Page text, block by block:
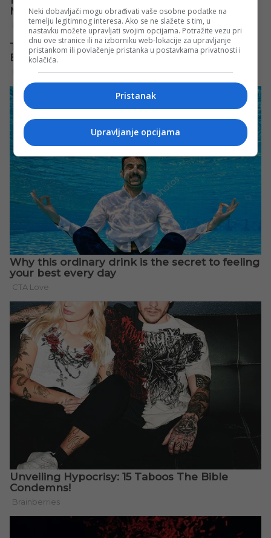
Neki dobavljači mogu obrađivati vaše osobne podatke na
temelju legitimnog interesa. Ako se ne slažete s tim, u
nastavku možete upravljati svojim opcijama. Potražite vezu pri
dnu ove stranice ili na izborniku web-lokacije za upravljanje
pristankom ili povlačenje pristanka u postavkama privatnosti i
kolačića.
Pristanak
Upravljanje opcijama